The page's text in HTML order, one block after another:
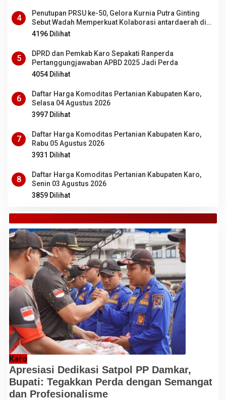
4
Penutupan PRSU ke-50, Gelora Kurnia Putra Ginting
Sebut Wadah Memperkuat Kolaborasi antardaerah di
Sumut
4196 Dilihat
5
DPRD dan Pemkab Karo Sepakati Ranperda
Pertanggungjawaban APBD 2025 Jadi Perda
4054 Dilihat
6
Daftar Harga Komoditas Pertanian Kabupaten Karo,
Selasa 04 Agustus 2026
3997 Dilihat
7
Daftar Harga Komoditas Pertanian Kabupaten Karo,
Rabu 05 Agustus 2026
3931 Dilihat
8
Daftar Harga Komoditas Pertanian Kabupaten Karo,
Senin 03 Agustus 2026
3859 Dilihat
TANAH KARO
Karo
Apresiasi Dedikasi Satpol PP Damkar,
Bupati: Tegakkan Perda dengan Semangat
dan Profesionalisme